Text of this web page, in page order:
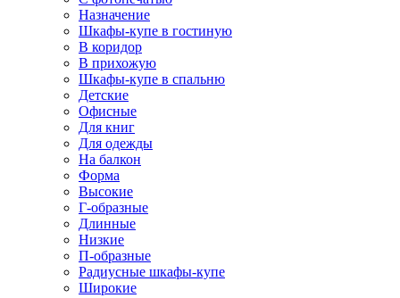
Назначение
Шкафы-купе в гостиную
В коридор
В прихожую
Шкафы-купе в спальню
Детские
Офисные
Для книг
Для одежды
На балкон
Форма
Высокие
Г-образные
Длинные
Низкие
П-образные
Радиусные шкафы-купе
Широкие